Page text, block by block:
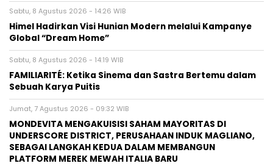
Sabtu, 8 Agustus 2026 - 14:26 WIB
Himel Hadirkan Visi Hunian Modern melalui Kampanye
Global “Dream Home”
Sabtu, 8 Agustus 2026 - 14:19 WIB
FAMILIARITÉ: Ketika Sinema dan Sastra Bertemu dalam
Sebuah Karya Puitis
Jumat, 7 Agustus 2026 - 09:32 WIB
MONDEVITA MENGAKUISISI SAHAM MAYORITAS DI
UNDERSCORE DISTRICT, PERUSAHAAN INDUK MAGLIANO,
SEBAGAI LANGKAH KEDUA DALAM MEMBANGUN
PLATFORM MEREK MEWAH ITALIA BARU